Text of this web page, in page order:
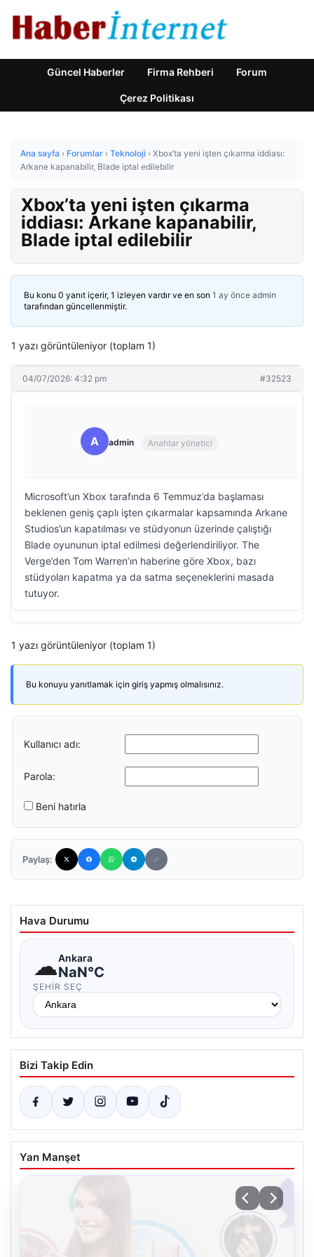
Güncel Haberler Firma Rehberi Forum
Çerez Politikası
Ana sayfa › Forumlar › Teknoloji › Xbox’ta yeni işten çıkarma iddiası:
Arkane kapanabilir, Blade iptal edilebilir
Xbox’ta yeni işten çıkarma
iddiası: Arkane kapanabilir,
Blade iptal edilebilir
Bu konu 0 yanıt içerir, 1 izleyen vardır ve en son 1 ay önce admin
tarafından güncellenmiştir.
1 yazı görüntüleniyor (toplam 1)
04/07/2026: 4:32 pm #32523
A admin Anahtar yönetici
Microsoft’un Xbox tarafında 6 Temmuz’da başlaması
beklenen geniş çaplı işten çıkarmalar kapsamında Arkane
Studios’un kapatılması ve stüdyonun üzerinde çalıştığı
Blade oyununun iptal edilmesi değerlendiriliyor. The
Verge’den Tom Warren’ın haberine göre Xbox, bazı
stüdyoları kapatma ya da satma seçeneklerini masada
tutuyor.
1 yazı görüntüleniyor (toplam 1)
Bu konuyu yanıtlamak için giriş yapmış olmalısınız.
Kullanıcı adı:
Parola:
Beni hatırla
Paylaş:
Hava Durumu
☁Ankara
NaN°C
ŞEHIR SEÇ
Bizi Takip Edin
Yan Manşet